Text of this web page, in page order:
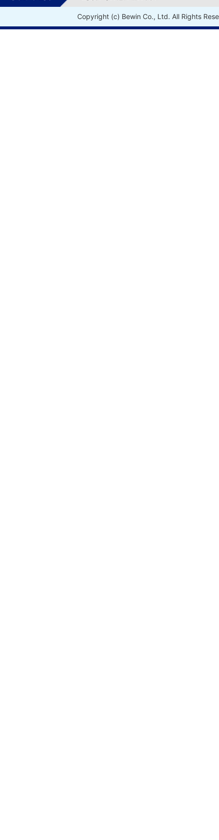
Copyright (c) Bewin Co., Ltd. All Rights